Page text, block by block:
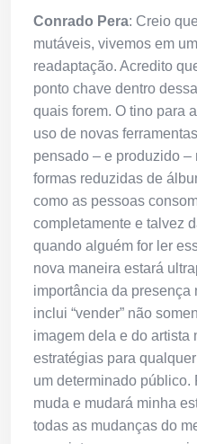
Conrado Pera: Creio
mutáveis, vivemos em
readaptação. Acredito
ponto chave dentro
quais forem. O tino para
uso de novas
pensado – e produzido –
formas reduzidas de
como as pessoas
completamente e talvez
quando alguém for ler
nova maneira estará
importância da presença
inclui “vender” não
imagem dela e do artista
estratégias para
um determinado público.
muda e mudará minha
todas as mudanças do